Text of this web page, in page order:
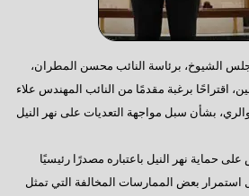
الشيوخ، برئاسة النائب محسن المطران،
اقتراحًا برغبة مقدمًا من النائب المهندس علاء
بشأن سبل مواجهة التعديات على نهر النيل
حماية نهر النيل باعتباره مصدرًا رئيسيًا
بعض الممارسات المخالفة التي تمثل